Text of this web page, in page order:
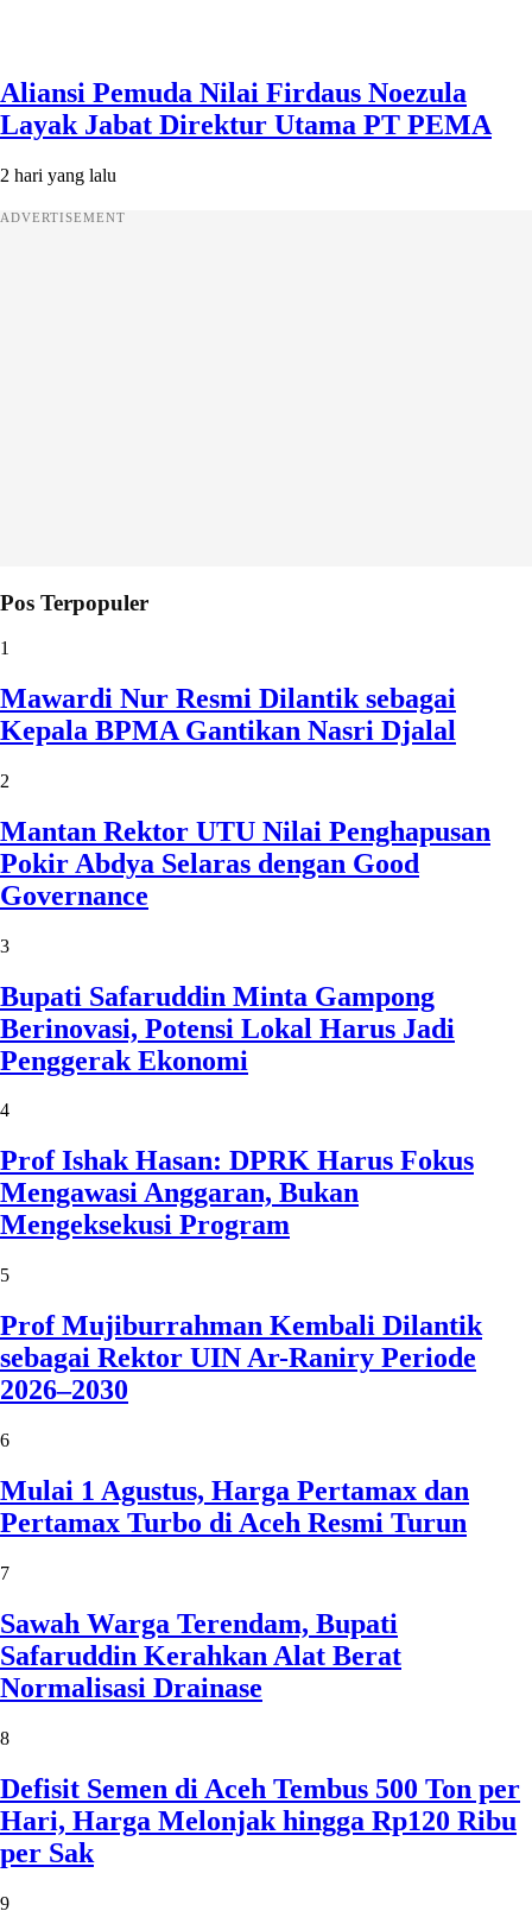
Aliansi Pemuda Nilai Firdaus Noezula
Layak Jabat Direktur Utama PT PEMA
2 hari yang lalu
ADVERTISEMENT
Pos Terpopuler
1
Mawardi Nur Resmi Dilantik sebagai
Kepala BPMA Gantikan Nasri Djalal
2
Mantan Rektor UTU Nilai Penghapusan
Pokir Abdya Selaras dengan Good
Governance
3
Bupati Safaruddin Minta Gampong
Berinovasi, Potensi Lokal Harus Jadi
Penggerak Ekonomi
4
Prof Ishak Hasan: DPRK Harus Fokus
Mengawasi Anggaran, Bukan
Mengeksekusi Program
5
Prof Mujiburrahman Kembali Dilantik
sebagai Rektor UIN Ar-Raniry Periode
2026–2030
6
Mulai 1 Agustus, Harga Pertamax dan
Pertamax Turbo di Aceh Resmi Turun
7
Sawah Warga Terendam, Bupati
Safaruddin Kerahkan Alat Berat
Normalisasi Drainase
8
Defisit Semen di Aceh Tembus 500 Ton per
Hari, Harga Melonjak hingga Rp120 Ribu
per Sak
9